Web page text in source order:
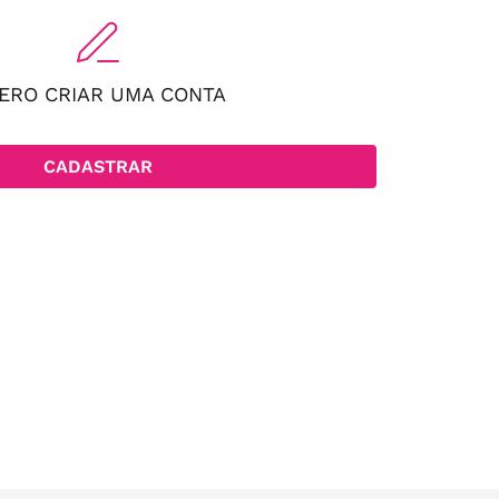
CRIAR UMA CONTA
CADASTRAR